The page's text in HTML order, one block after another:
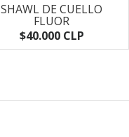
SHAWL DE CUELLO
FLUOR
$40.000 CLP